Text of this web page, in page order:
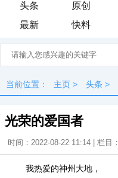
头条 原创
最新
快料
当前位置： 主页 > 头条 >
光荣的爱国者
时间：2022-08-22 11:14 | 栏目：
我热爱的神州大地，